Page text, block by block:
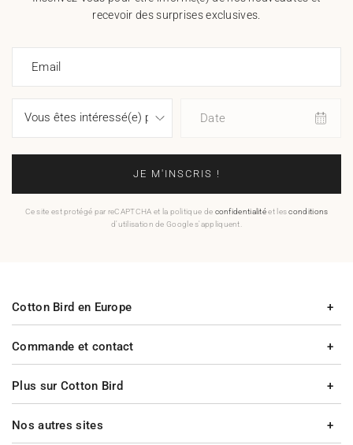
recevoir des surprises exclusives.
Email
Date
JE M'INSCRIS !
Ce site est protégé par reCAPTCHA et la politique de confidentialitéet lesconditions
d'utilisation de Google s'appliquent.
Commande et contact
Plus sur Cotton Bird
Cotton Bird en Europe
Nos autres sites